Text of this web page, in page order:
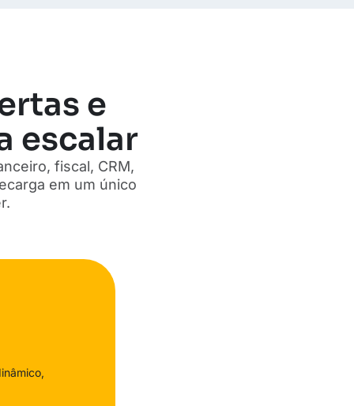
e
escalar
fiscal, CRM,
em um único